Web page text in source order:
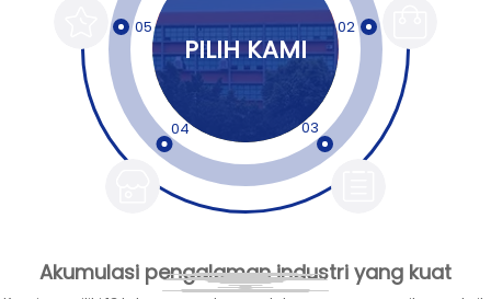
02
03
04
05
PILIH KAMI
Akumulasi pengalaman industri yang kuat
Layanan khusus yang komprehensif
Layanan yang efisien
kualitas luar biasa
Keunggulan merek yang signifikan